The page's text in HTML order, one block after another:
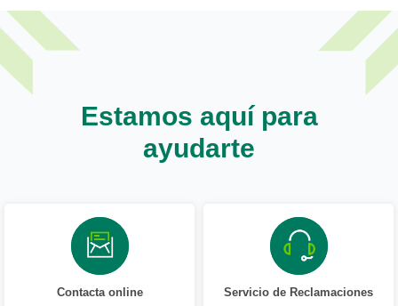
Estamos aquí para
ayudarte
Contacta online Servicio de Reclamaciones